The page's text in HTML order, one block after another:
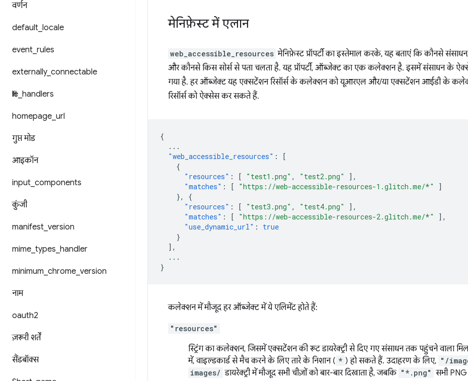
वर्णन
default locale
event rules
externally_ connectable
file handlers
homepage url
गुप्त मोड
आइकॉन
input components
कुंजी
manifest version
mime types handler
minimum chrome version
नाम
oauth2
ज़रूरी शर्तें
सैंडबॉक्स
मेनिफ़ेस्ट में एलान
web_accessible_resources मेनिफ़ेस्ट प्रॉपर्टी का इस्तेमाल करके, यह बताएं कि कौनसे
और कौनसे किस सोर्स से पता चलता है. यह प्रॉपर्टी, ऑब्जेक्ट का एक कलेक्शन है. इसमें संसाधन के
गया है. हर ऑब्जेक्ट यह एक्सटेंशन रिसॉर्स के कलेक्शन को यूआरएल और/या एक्सटेंशन आईडी के
रिसॉर्स को ऐक्सेस कर सकते हैं.
{
...
"web_accessible_resources" :
[
{
"resources" : [ "test1.png" , "test2.png"
],
"matches" : [ "https://web-accessible-resources-1.glitch.me/*"
]
},
{
"resources" : [ "test3.png" , "test4.png"
],
"matches" : [ "https://web-accessible-resources-2.glitch.me/*"
],
"use_dynamic_url" :
true
}
],
...
}
कलेक्शन में मौजूद हर ऑब्जेक्ट में ये एलिमेंट होते हैं:
"resources"
स्ट्रिंग का कलेक्शन, जिसमें एक्सटेंशन की रूट डायरेक्ट्री से दिए गए संसाधन तक पहुंचने वाला
में, वाइल्डकार्ड से मैच करने के लिए तारे के निशान ( * ) हो सकते हैं. उदाहरण के लिए, "/
images/ डायरेक्ट्री में मौजूद सभी चीज़ों को बार-बार दिखाता है, जबकि "*.png" सभी